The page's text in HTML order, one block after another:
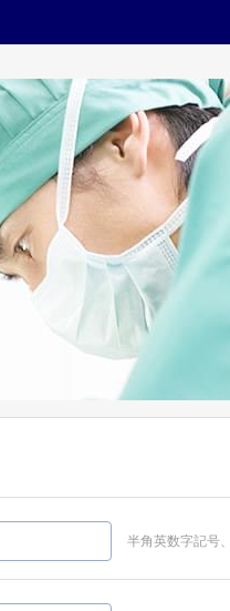
半角英数字記号